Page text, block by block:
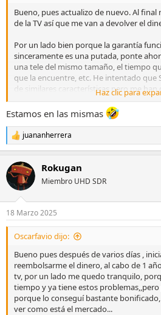
Bueno, pues actualizo de nuevo. Al final
de la TV así que me van a devolver el
Por un lado bien porque la garantía
sinceramente es una putada, ponte
una tele del mismo tamaño, el tiempo
que la encuentre, etc. He intentado que
de similares características pero me han
comprado en su tienda online eso no
porque para comprarla metí una tele
me han dicho que no lo pueden
tienda online o en el chat para reclamar
En fin, una putada. Si alguien me
ofertas pues se lo agradezco.
Gracias a todos por el apoyo y la ayuda.
Un saludo
Haz clic para
Estamos en las mismas
R
e
c
c
i
e
s
juananherrera
Rokugan
Miembro UHD SDR
18 Marzo 2025
Oscarfavio dijo:
Bueno pues después de varios días ,
reembolsarme el dinero, al cabo de 1
tv, por un lado me quedo tranquilo,
tiempo y ya tiene estos
porque lo conseguí bastante
ver como está el mercado...